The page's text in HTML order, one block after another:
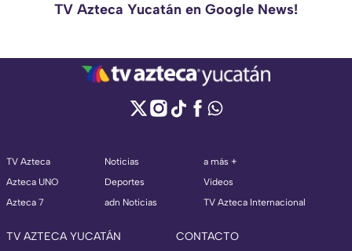
TV Azteca Yucatán en Google News!
TV Azteca
Azteca UNO
Azteca 7
Noticias
Deportes
adn Noticias
a más +
Videos
TV Azteca Internacional
TV AZTECA YUCATÁN CONTACTO